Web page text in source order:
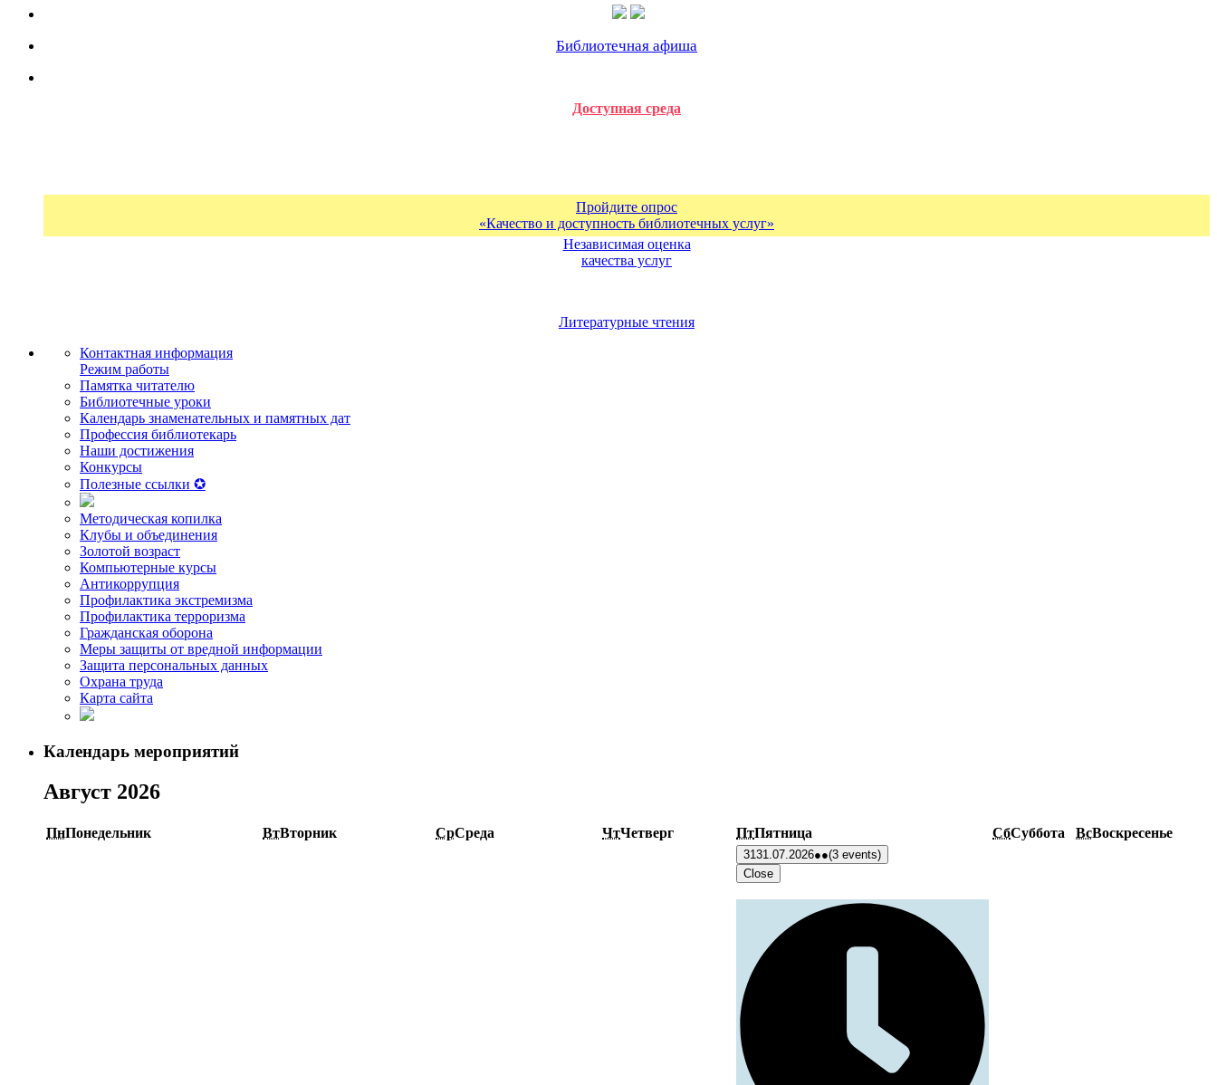
Библиотечная афиша
Доступная среда
Пройдите опрос
«Качество и доступность библиотечных услуг»
Независимая оценка
качества услуг
Литературные чтения
Контактная информация
Режим работы
Памятка читателю
Библиотечные уроки
Календарь знаменательных и памятных дат
Профессия библиотекарь
Наши достижения
Конкурсы
Полезные ссылки ✪
Методическая копилка
Клубы и объединения
Золотой возраст
Компьютерные курсы
Антикоррупция
Профилактика экстремизма
Профилактика терроризма
Гражданская оборона
Меры защиты от вредной информации
Защита персональных данных
Охрана труда
Карта сайта
Календарь мероприятий
Август 2026
ПнПонедельник ВтВторник СрСреда ЧтЧетверг ПтПятница СбСуббота ВсВоскресенье
3131.07.2026●●(3 events)
Close